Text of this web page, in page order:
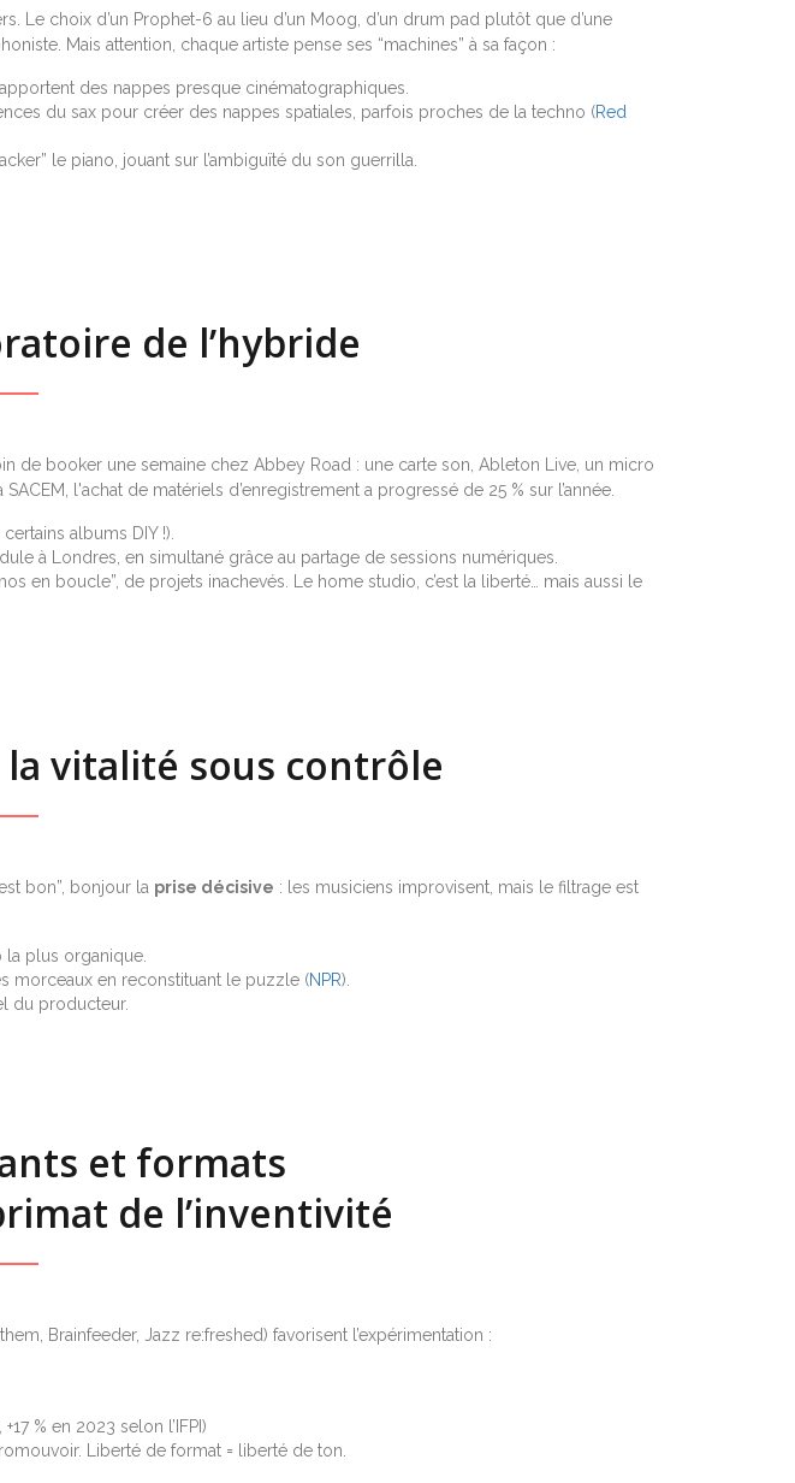
Le choix d’un Prophet-6 au lieu d’un Moog, d’un drum pad plutôt que d’une
Mais attention, chaque artiste pense ses “machines” à sa façon :
des nappes presque cinématographiques.
du sax pour créer des nappes spatiales, parfois proches de la techno (Red
le piano, jouant sur l’ambiguïté du son guerrilla.
de l’hybride
de booker une semaine chez Abbey Road : une carte son, Ableton Live, un micro
l'achat de matériels d’enregistrement a progressé de 25 % sur l’année.
albums DIY !).
à Londres, en simultané grâce au partage de sessions numériques.
en boucle”, de projets inachevés. Le home studio, c’est la liberté… mais aussi le
vitalité sous contrôle
bon”, bonjour la prise décisive : les musiciens improvisent, mais le filtrage est
la plus organique.
morceaux en reconstituant le puzzle (NPR).
du producteur.
et formats
de l’inventivité
Brainfeeder, Jazz re:freshed) favorisent l’expérimentation :
% en 2023 selon l’IFPI)
Liberté de format = liberté de ton.